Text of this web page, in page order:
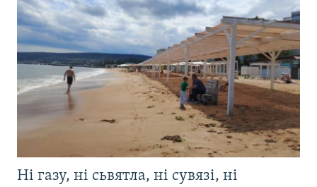
Ні газу, ні сьвятла, ні сувязі, ні